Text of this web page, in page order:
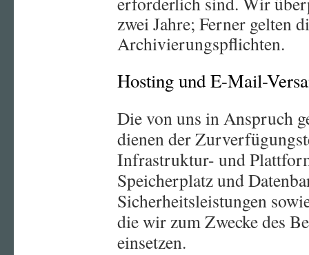
zwei Jahre; Ferner gelten
Archivierungspflichten.
Hosting und E-Mail-
Die von uns in Anspruch
dienen der
Infrastruktur- und
Speicherplatz und
Sicherheitsleistungen
die wir zum Zwecke des
einsetzen.